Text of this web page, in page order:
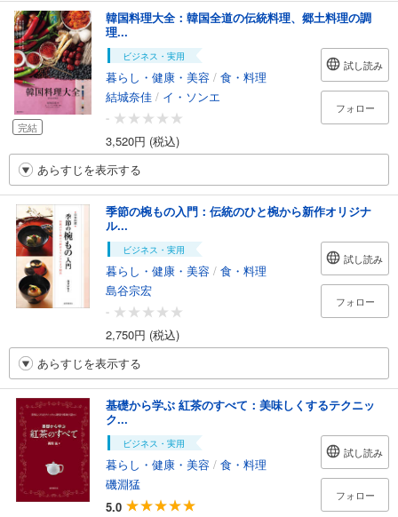
完結
韓国料理大全：韓国全道の伝統料理、郷土料理の調
理...
ビジネス・実用
暮らし・健康・美容 / 食・料理
結城奈佳 / イ・ソンエ
-
3,520円 (税込)
試し読み
フォロー
あらすじを表示する
季節の椀もの入門：伝統のひと椀から新作オリジナ
ル...
ビジネス・実用
暮らし・健康・美容 / 食・料理
島谷宗宏
-
2,750円 (税込)
試し読み
フォロー
あらすじを表示する
基礎から学ぶ 紅茶のすべて：美味しくするテクニッ
ク...
ビジネス・実用
暮らし・健康・美容 / 食・料理
磯淵猛
5.0
試し読み
フォロー